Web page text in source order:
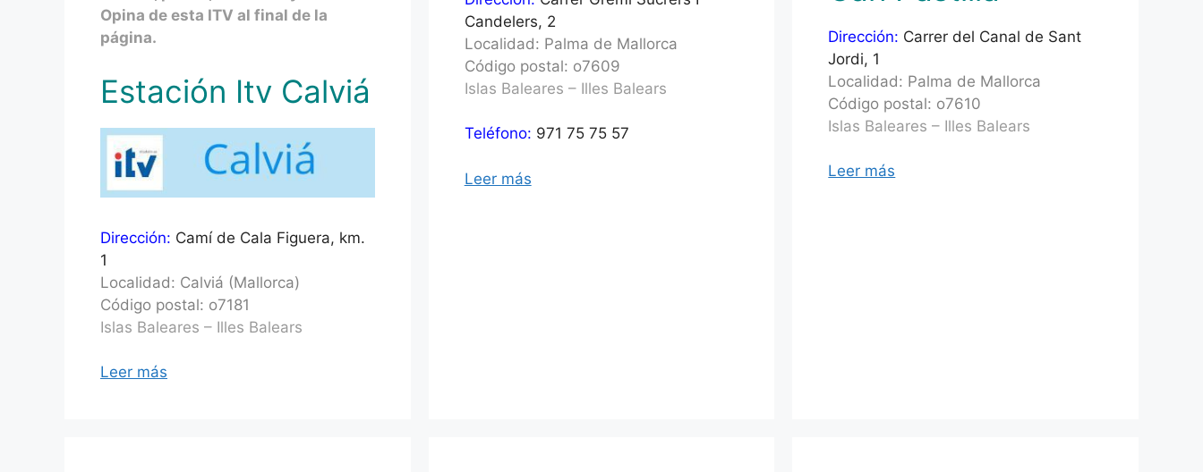
Opina de esta ITV al final de la
página.
Estación Itv Calviá
Dirección: Camí de Cala Figuera, km.
1
Localidad: Calviá (Mallorca)
Código postal: o7181
Islas Baleares – Illes Balears
Leer más
Candelers, 2
Localidad: Palma de Mallorca
Código postal: o7609
Islas Baleares – Illes Balears
Teléfono: 971 75 75 57
Leer más
Dirección: Carrer del Canal de Sant
Jordi, 1
Localidad: Palma de Mallorca
Código postal: o7610
Islas Baleares – Illes Balears
Leer más